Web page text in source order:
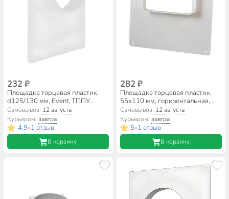
232 ₽
Площадка торцевая пластик,
d125/130 мм, Event, ТППУ
125/130
Самовывоз: 12 августа
Курьером:завтра
4.9•1 отзыв
В корзину
282 ₽
Площадка торцевая пластик,
55х110 мм, горизонтальная,
Event, ТПП511Г
Самовывоз: 12 августа
Курьером: завтра
5•1 отзыв
В корзину